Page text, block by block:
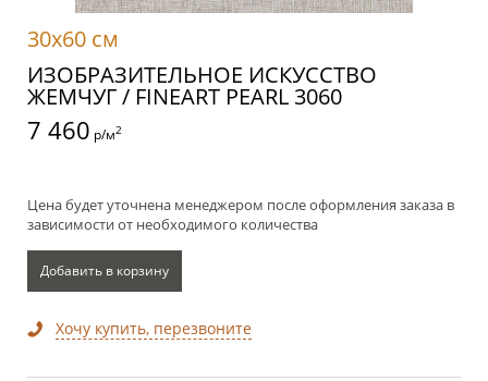
30x60 см
ИЗОБРАЗИТЕЛЬНОЕ ИСКУССТВО
ЖЕМЧУГ / FINEART PEARL 3060
7 460 р/м2
Цена будет уточнена менеджером после оформления заказа в
зависимости от необходимого количества
Добавить в корзину
Хочу купить, перезвоните